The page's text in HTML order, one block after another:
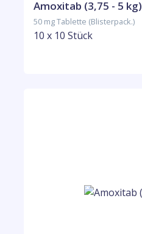
Amoxitab (3,75 - 5 kg)
50 mg Tablette (Blisterpack.)
10 x 10 Stück